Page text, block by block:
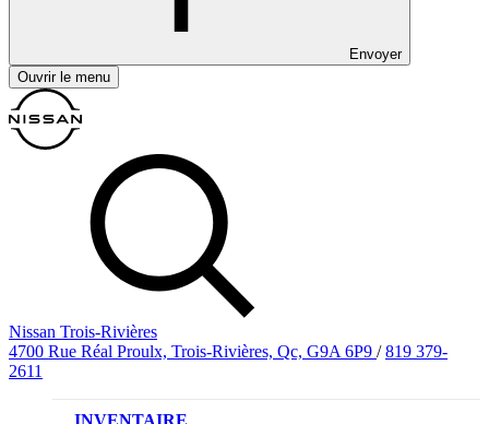
Envoyer
Ouvrir le menu
Nissan Trois-Rivières
4700 Rue Réal Proulx, Trois-Rivières, Qc, G9A 6P9 / 819 379-
2611
INVENTAIRE